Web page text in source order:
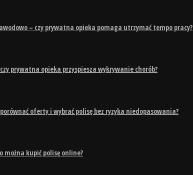
– czy prywatna opieka pomaga utrzymać tempo pracy?
prywatna opieka przyspiesza wykrywanie chorób?
oferty i wybrać polisę bez ryzyka niedopasowania?
można kupić polisę online?